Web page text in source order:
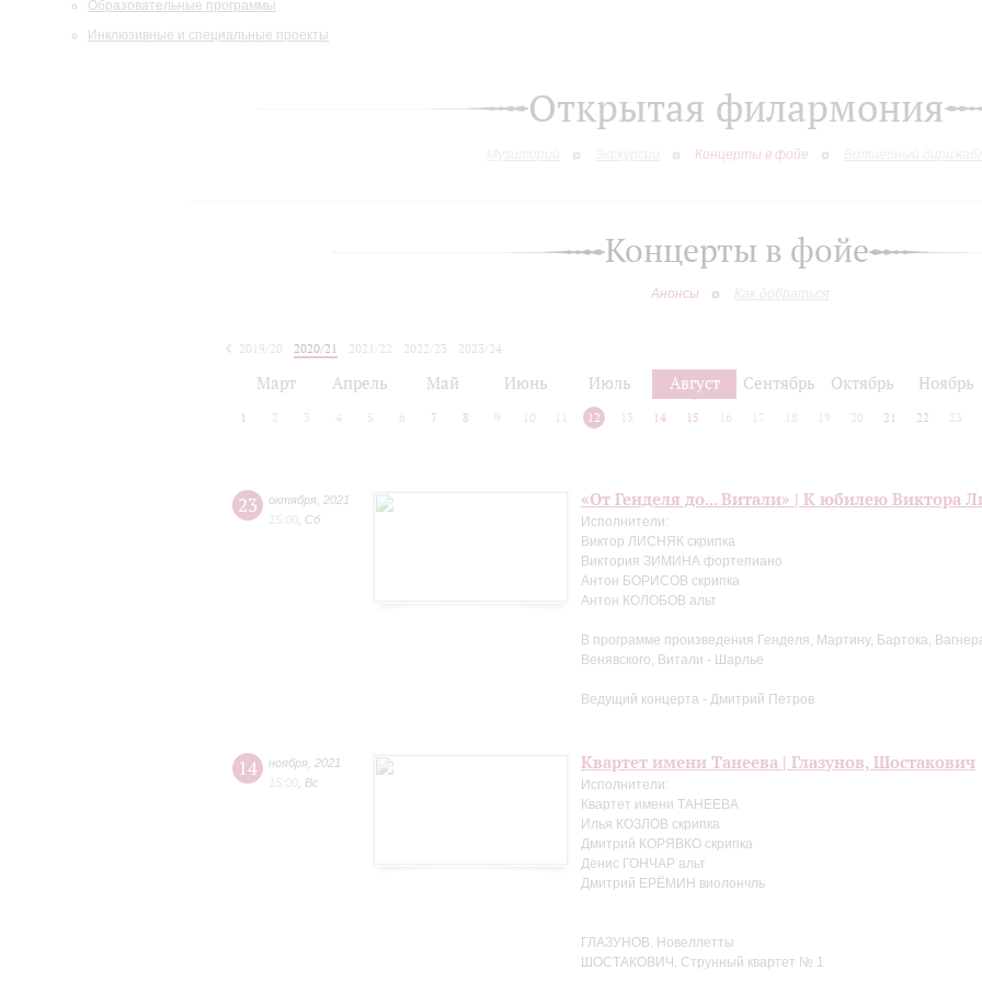
Образовательные программы
Инклюзивные и специальные проекты
Открытая филармония
Концерты в фойе
Концерты в фойе
Анонсы Как добраться
2019/20 2020/21 2021/22 2022/23
2023/24
Март Апрель Май Июнь Июль Август Сентябрь Октябрь Ноябрь
1 2 3 4 5 6 7 8 9 10 12 13 14 15 16 17 18 19 20 21 22 23
23 октября 2021
15:00 Сб
«От Генделя до... Витали» | К юбилею Виктора
Исполнители:
Виктор ЛИСНЯК скрипка
Виктория ЗИМИНА фортепиано
Антон БОРИСОВ скрипка
Антон КОЛОБОВ альт
В программе произведения Генделя, Мартину, Бартока,
Венявского, Витали - Шарлье
Ведущий концерта - Дмитрий Петров
14 ноября 2021
15:00 Вс
Квартет имени Танеева | Глазунов, Шостакович
Исполнители:
Квартет имени ТАНЕЕВА
Илья КОЗЛОВ скрипка
Дмитрий КОРЯВКО скрипка
Денис ГОНЧАР альт
Дмитрий ЕРЁМИН виолончль
ГЛАЗУНОВ. Новеллетты
ШОСТАКОВИЧ. Струнный квартет № 1